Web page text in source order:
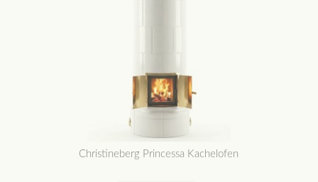
Christineberg Princessa Kachelofen